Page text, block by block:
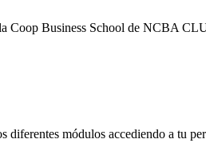
Coop Business School de NCBA
diferentes módulos accediendo a tu